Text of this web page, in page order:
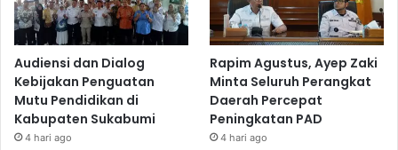
Audiensi dan Dialog
Kebijakan Penguatan
Mutu Pendidikan di
Kabupaten Sukabumi
4 hari ago
Rapim Agustus, Ayep Zaki
Minta Seluruh Perangkat
Daerah Percepat
Peningkatan PAD
4 hari ago